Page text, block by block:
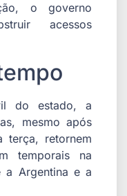
o governo
acessos
do estado, a
mesmo após
terça, retornem
temporais na
a Argentina e a